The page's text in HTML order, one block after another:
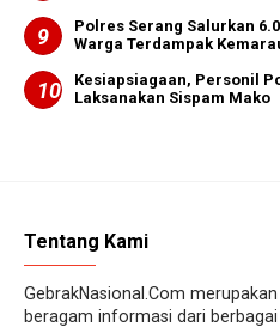
Polres Serang Salurkan
Warga Terdampak
Kesiapsiagaan, Personil
Laksanakan Sispam Mako
Tentang Kami
GebrakNasional.Com
beragam informasi dari